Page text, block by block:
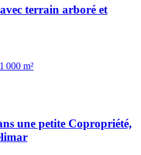
terrain arboré et
1 000 m²
une petite Copropriété,